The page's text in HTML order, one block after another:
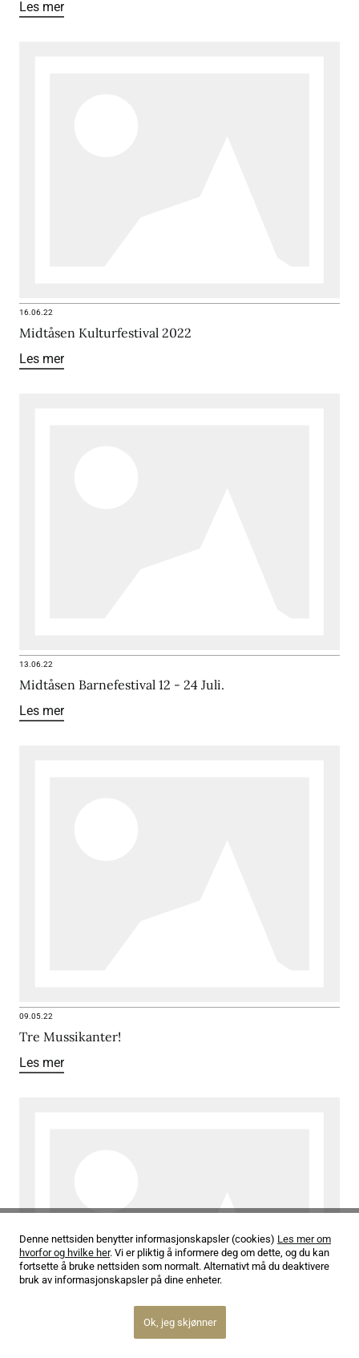
Les mer
16.06.22
Midtåsen Kulturfestival 2022
Les mer
13.06.22
Midtåsen Barnefestival 12 - 24 Juli.
Les mer
09.05.22
Tre Mussikanter!
Les mer
Denne nettsiden benytter informasjonskapsler (cookies) Les mer om
hvorfor og hvilke her. Vi er pliktig å informere deg om dette, og du kan
fortsette å bruke nettsiden som normalt. Alternativt må du deaktivere
bruk av informasjonskapsler på dine enheter.
Ok, jeg skjønner